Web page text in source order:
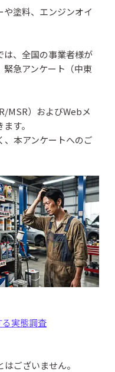
塗料、エンジンオイ
は、全国の事業者様が
急アンケート（中東
MSR）およびWebメ
す。
本アンケートへのご
実態調査
ございません。